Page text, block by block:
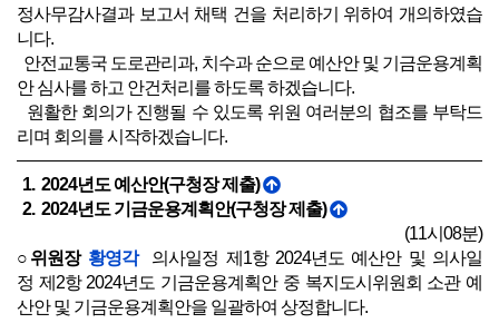
정사무감사결과 보고서 채택 건을 처리하기 위하여 개의하였습
니다.
안전교통국 도로관리과, 치수과 순으로 예산안 및 기금운용계획
안 심사를 하고 안건처리를 하도록 하겠습니다.
원활한 회의가 진행될 수 있도록 위원 여러분의 협조를 부탁드
리며 회의를 시작하겠습니다.
1. 2024년도 예산안(구청장 제출)
2. 2024년도 기금운용계획안(구청장 제출)
(11시08분)
○위원장 황영각의사일정 제1항 2024년도 예산안 및 의사일
정 제2항 2024년도 기금운용계획안 중 복지도시위원회 소관 예
산안 및 기금운용계획안을 일괄하여 상정합니다.